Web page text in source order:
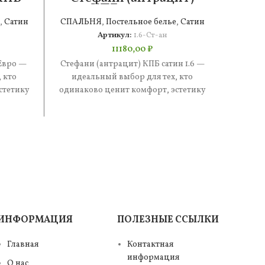
, Сатин
—
КПБ сатин 1.6
СПАЛЬНЯ, Постельное белье, Сатин
Артикул: 1.6-Ст-ан
11180,00₽
Стефани (антрацит) КПБ сатин 1.6 —
идеальный выбор для тех, кто
одинаково ценит комфорт, эстетику
Главная
ПОЛЕЗНЫЕ ССЫЛКИ
Контактная
информация